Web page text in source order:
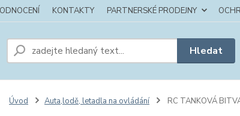
KONTAKTY PARTNERSKÉ PRODEJNY
Hledat
Úvod Auta,lodě, letadla na ovládání RC TANKOVÁ